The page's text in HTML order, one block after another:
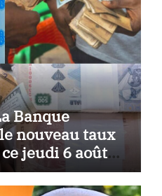
Banque
nouveau taux
jeudi 6 août